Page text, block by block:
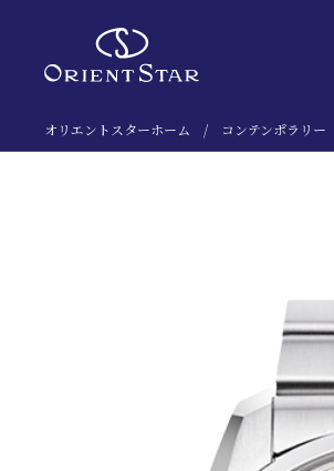
オリエントスターホーム コンテンポラリー